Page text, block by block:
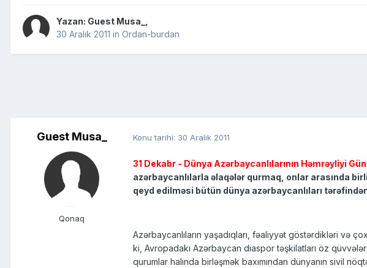
Yazan: Guest Musa_,
30 Aralık 2011 in Ordan-burdan
Guest Musa_
Qonaq
Konu tarihi: 30 Aralık 2011
31 Dekabr - Dünya Azərbaycanlılarının Həmrəyliyi
azərbaycanlılarla əlaqələr qurmaq, onlar arasında
qeyd edilməsi bütün dünya azərbaycanlıları
Azərbaycanlıların yaşadıqları, fəaliyyət göstərdikləri və
ki, Avropadakı Azərbaycan diaspor təşkilatları öz
qurumlar halında birləşmək baxımından dünyanın sivil